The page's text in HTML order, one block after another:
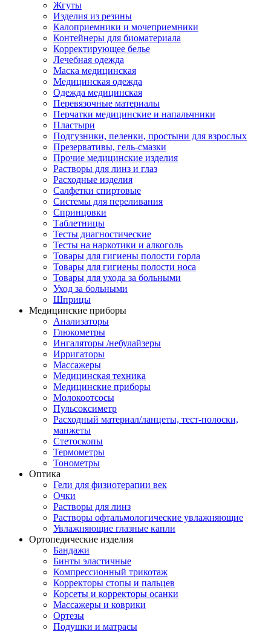
Жгуты
Изделия из резины
Калоприемники и мочеприемники
Контейнеры для биоматериала
Корректирующее белье
Лечебная одежда
Маска медицинская
Медицинская одежда
Одежда медицинская
Перевязочные материалы
Перчатки медицинские и напальчники
Пластыри
Подгузники, пеленки, простыни для взрослых
Презервативы, гель-смазки
Прочие медицинские изделия
Растворы для линз и глаз
Расходные изделия
Салфетки спиртовые
Системы для переливания
Спринцовки
Таблетницы
Тесты диагностические
Тесты на наркотики и алкоголь
Товары для гигиены полости горла
Товары для гигиены полости носа
Товары для ухода за больными
Уход за больными
Шприцы
Медицинские приборы
Анализаторы
Глюкометры
Ингаляторы /небулайзеры
Ирригаторы
Массажеры
Медицинская техника
Медицинские приборы
Молокоотсосы
Пульсоксиметр
Расходный материал/ланцеты, тест-полоски,
манжеты
Стетоскопы
Термометры
Тонометры
Оптика
Гели для физиотерапии век
Очки
Растворы для линз
Растворы офтальмологические увлажняющие
Увлажняющие глазные капли
Ортопедические изделия
Бандажи
Бинты эластичные
Компрессионный трикотаж
Корректоры стопы и пальцев
Корсеты и корректоры осанки
Массажеры и коврики
Ортезы
Подушки и матрасы